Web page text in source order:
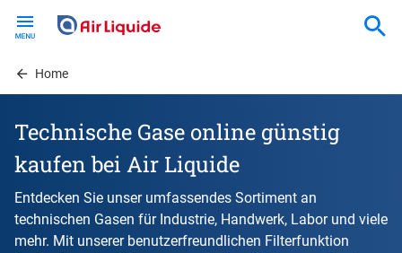
contentHome
Technische Gase online günstig
kaufen bei Air Liquide
Entdecken Sie unser umfassendes Sortiment an
technischen Gasen für Industrie, Handwerk, Labor und viele
mehr. Mit unserer benutzerfreundlichen Filterfunktion